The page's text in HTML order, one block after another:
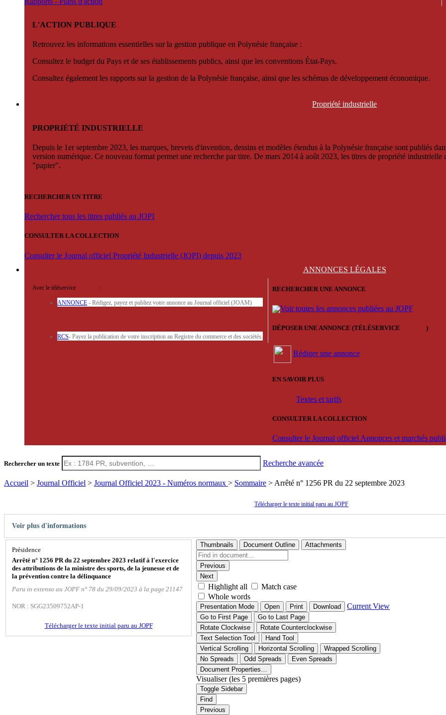
L'ACTION PUBLIQUE
Retrouvez les informations essentielles sur la gestion publique en Polynésie française :
Consultez le budget du Pays et de ses établissements publics, ainsi que les conventions État-Pays.
Consultez également les rapports sur la gestion de la Polynésie française, ainsi que les schémas de développement économique.
Propriété industrielle
PROPRIÉTÉ INDUSTRIELLE
Depuis le 1er septembre 2023, les marques, brevets d'invention, dessins et modèles étendus à la Polynésie française sont publiés
version numérique. Ce nouveau format permet une recherche par titre. De mars 2014 à août 2023, les titres de propriété
"papier".
RECHERCHER UN TITRE
Rechercher tous les titres publiés au JOPI
CONSULTER LA COLLECTION
Consulter le Journal officiel Propriété Industrielle (JOPI) depuis 2023
ANNONCES LÉGALES
Avec le téléservice :
ANNONCE - Rédigez, payez et publiez votre annonce au Journal officiel (JOAM)
RCS- Payez la publication de votre inscription au Registre du commerce et des sociétés.
RECHERCHER UNE ANNONCE
Voir toutes les annonces publiées au JOPF
DÉPOSER UNE ANNONCE (TÉLÉSERVICE )
Rédiger une annonce
EN SAVOIR PLUS
Textes et tarifs
CONSULTER LA COLLECTION
Consulter le Journal officiel Annonces et marchés
Rechercher un texte Recherche avancée
Accueil > Journal Officiel > Journal Officiel 2023 - Numéros normaux > Sommaire > Arrêté n° 1256 PR du 22 septembre 2023
Télécharger le texte initial paru au JOPF
Voir plus d'informations
Présidence
Arrêté n° 1256 PR du 22 septembre 2023 relatif à l'exercice
des attributions de la ministre des sports, de la jeunesse et de
la prévention contre la délinquance
Paru in extenso au JOPF n° 78 du 29/09/2023 à la page 21147
NOR : SGG23509752AP-1
Télécharger le texte initial paru au JOPF
Thumbnails Document Outline Attachments
Previous
Next
Highlight all
Match case
Whole words
Presentation Mode Open Print Download Current View
Go to First Page
Go to Last Page
Rotate Clockwise
Rotate Counterclockwise
Text Selection Tool
Hand Tool
Vertical Scrolling
Horizontal Scrolling
Wrapped Scrolling
No Spreads
Odd Spreads
Even Spreads
Document Properties…
Visualiser (les 5 premières pages)
Toggle Sidebar
Find
Previous